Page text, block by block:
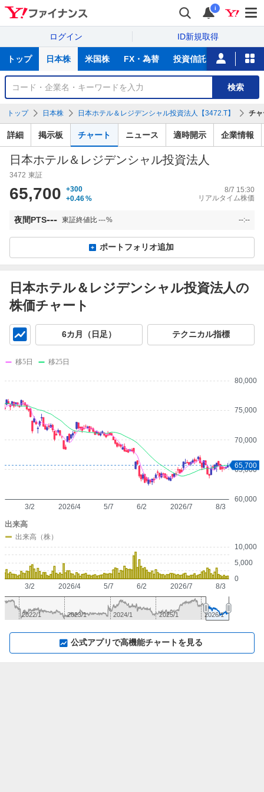
i
ログイン ID新規取得
サ
トップ 日本株 米国株 FX・為替 投資信託 ニュース
銘
検
索
検索
トップ 日本株 日本ホテル＆レジデンシャル投資法人【3472.T】 チ
詳細 掲示板 チャート ニュース 適時開示 企業情報
日本ホテル＆レジデンシャル投資法人
3472 東証
65,700
+300
+0.46%
8/7 15:30
リアルタイム株価
夜間PTS--- 東証終値比---% --:--
ポートフォリオ追加
日本ホテル＆レジデンシャル投資法人の
株価チャート
6カ月（日足） テクニカル指標
60,000
65,000
70,000
75,000
80,000
2026/4 2026/7
3/2 5/7 6/2 8/3
65,700
移5日 移25日
0
5,000
10,000
2026/4 2026/7
3/2 5/7 6/2 8/3
出来高
出来高（株）
2023/1 2025/1
2022/1 2024/1 2026/1
公式アプリで高機能チャートを見る